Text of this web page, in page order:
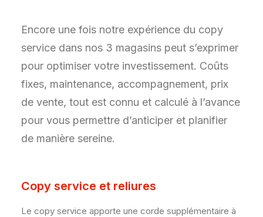
Encore une fois notre expérience du copy
service dans nos 3 magasins peut s’exprimer
pour optimiser votre investissement. Coûts
fixes, maintenance, accompagnement, prix
de vente, tout est connu et calculé à l’avance
pour vous permettre d’anticiper et planifier
de manière sereine.
Copy service et reliures
Le copy service apporte une corde supplémentaire à